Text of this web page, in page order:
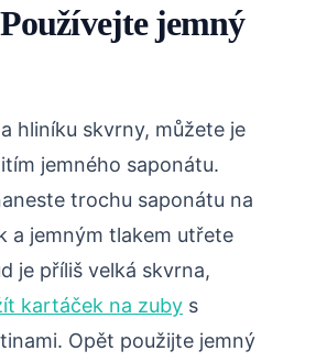
jemný
hliníku skvrny, můžete je
jemného saponátu.
trochu saponátu na
a jemným tlakem utřete
je příliš velká skvrna,
kartáček na zuby s
Opět použijte jemný